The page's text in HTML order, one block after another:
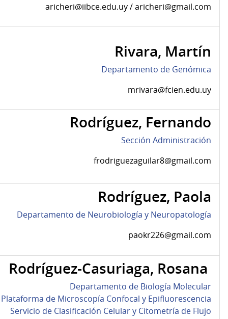
aricheri@iibce.edu.uy / aricheri@gmail.com
Rivara, Martín
Departamento de Genómica
mrivara@fcien.edu.uy
Rodríguez, Fernando
Sección Administración
frodriguezaguilar8@gmail.com
Rodríguez, Paola
Departamento de Neurobiología y Neuropatología
paokr226@gmail.com
Rodríguez-Casuriaga, Rosana
Departamento de Biología Molecular
Plataforma de Microscopía Confocal y Epifluorescencia
Servicio de Clasificación Celular y Citometría de Flujo